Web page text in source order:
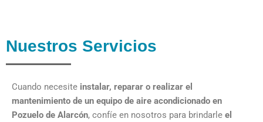
Nuestros Servicios
Cuando necesite instalar, reparar o realizar el
mantenimiento de un equipo de aire acondicionado en
Pozuelo de Alarcón, confíe en nosotros para brindarle el